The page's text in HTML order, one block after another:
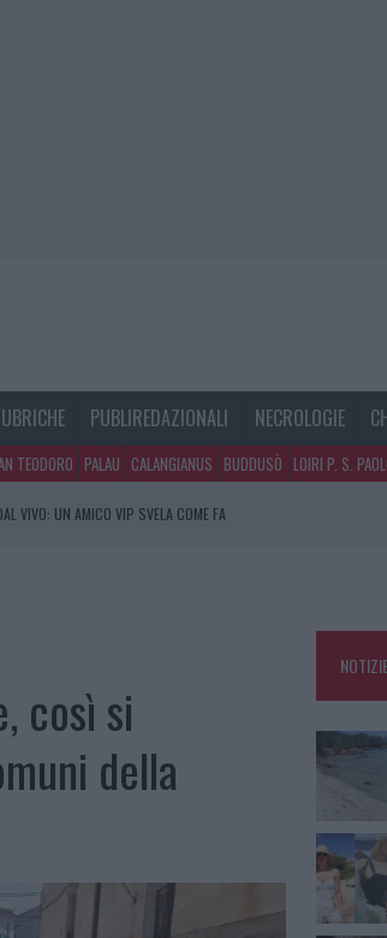
PUBLIREDAZIONALI NECROLOGIE
TEODORO PALAU CALANGIANUS BUDDUSÒ LOIRI P. S.
VIVO: UN AMICO VIP SVELA COME FA
così si
della